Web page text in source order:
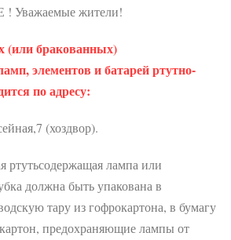
Уважаемые жители!
(или бракованных)
элементов и батарей ртутно-
по адресу:
(хоздвор).
ртутьсодержащая лампа или
должна быть упакована в
тару из гофрокартона, в бумагу
предохраняющие лампы от